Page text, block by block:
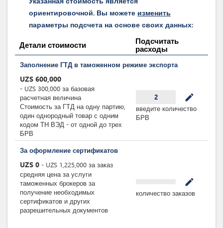
ориентировочной. Вы можете изменить
параметры подсчета на основе своих данных:
Детали стоимости
Подсчитать
расходы
Заполнение ГТД в таможенном режиме экспорта
UZS 600,000
- UZS 300,000 за базовая
расчетная величина
Стоимость за ГТД на одну партию,
один однородный товар с одним
кодом ТН ВЭД - от одной до трех
БРВ
2 mode_edit
введите количество
БРВ
За оформление сертификатов
UZS 0 - UZS 1,225,000 за заказ
средняя цена за услуги
таможенных брокеров за
получение необходимых
сертификатов и других
разрешительных документов
mode_edit
количество заказов